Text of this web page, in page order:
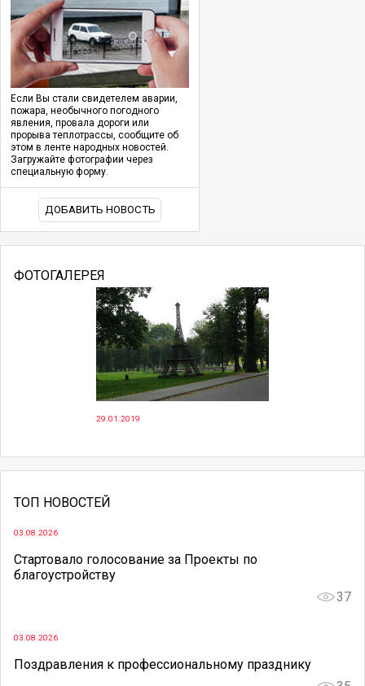
Если Вы стали свидетелем аварии,
пожара, необычного погодного
явления, провала дороги или
прорыва теплотрассы, сообщите об
этом в ленте народных новостей.
Загружайте фотографии через
специальную форму.
ДОБАВИТЬ НОВОСТЬ
ФОТОГАЛЕРЕЯ
29.01.2019
ТОП НОВОСТЕЙ
03.08.2026
Стартовало голосование за Проекты по
благоустройству
37
03.08.2026
Поздравления к профессиональному празднику